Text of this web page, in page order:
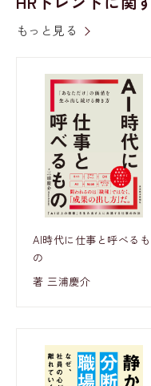
もっと見る
AI時代に仕事と呼べるも
の
著 三浦慶介